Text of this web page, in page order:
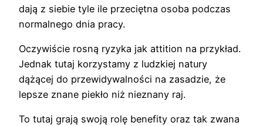
dają z siebie tyle ile przeciętna osoba podczas
normalnego dnia pracy.
Oczywiście rosną ryzyka jak attition na przykład.
Jednak tutaj korzystamy z ludzkiej natury
dążącej do przewidywalności na zasadzie, że
lepsze znane piekło niż nieznany raj.
To tutaj grają swoją rolę benefity oraz tak zwana